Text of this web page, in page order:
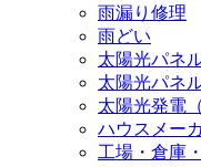
雨漏り修理
雨どい
太陽光パネ
太陽光パネ
太陽光発電
ハウスメー
工場・倉庫